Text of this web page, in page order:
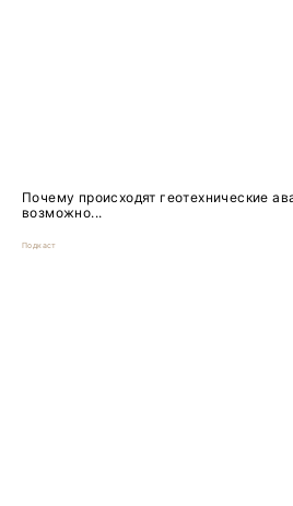
Почему происходят геотехнические
возможно...
Подкаст